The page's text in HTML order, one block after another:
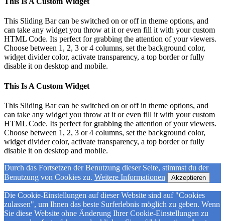
This Sliding Bar can be switched on or off in theme options, and
can take any widget you throw at it or even fill it with your custom
HTML Code. Its perfect for grabbing the attention of your viewers.
Choose between 1, 2, 3 or 4 columns, set the background color,
widget divider color, activate transparency, a top border or fully
disable it on desktop and mobile.
This Is A Custom Widget
This Sliding Bar can be switched on or off in theme options, and
can take any widget you throw at it or even fill it with your custom
HTML Code. Its perfect for grabbing the attention of your viewers.
Choose between 1, 2, 3 or 4 columns, set the background color,
widget divider color, activate transparency, a top border or fully
disable it on desktop and mobile.
Durch das Fortsetzen der Benutzung dieser Seite, stimmst du der
Benutzung von Cookies zu. Weitere Informationen Akzeptieren
Die Cookie-Einstellungen auf dieser Website sind auf "Cookies
zulassen", um Ihnen das beste Surferlebnis möglich zu geben. Wenn
Sie diese Website ohne Änderung Ihrer Cookie-Einstellungen zu